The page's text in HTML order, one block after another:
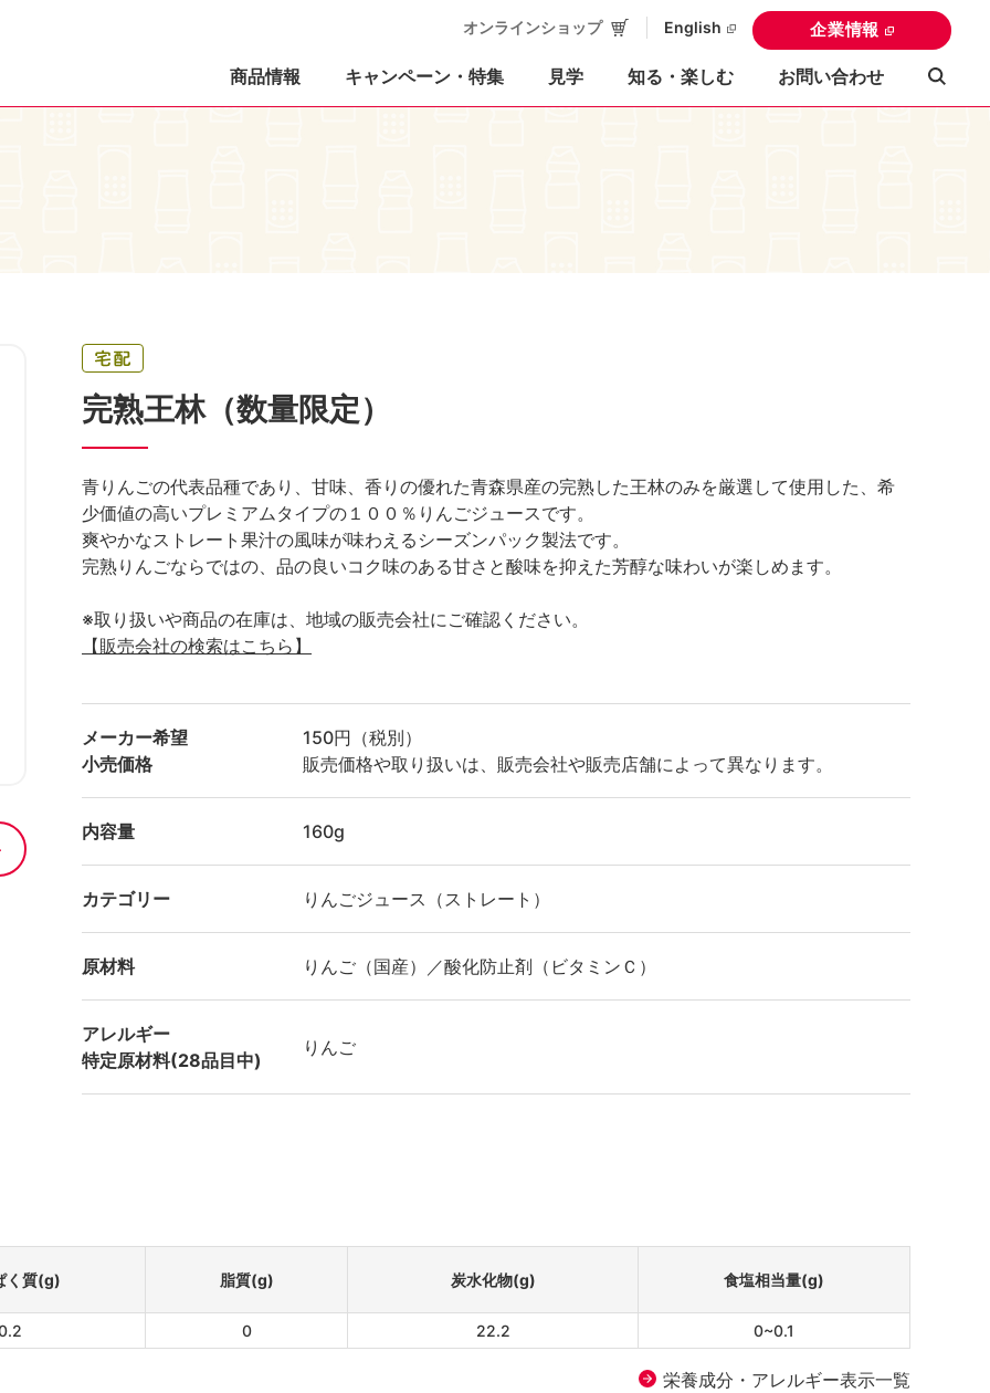
オンラインショップ English 企業情報
商品情報 キャンペーン・特集 見学 知る・楽しむ お問い合わせ
完熟王林（数量限定）
青りんごの代表品種であり、甘味、香りの優れた青森県産の完熟した王林のみを厳選して使用した、希
少価値の高いプレミアムタイプの１００％りんごジュースです。
爽やかなストレート果汁の風味が味わえるシーズンパック製法です。
完熟りんごならではの、品の良いコク味のある甘さと酸味を抑えた芳醇な味わいが楽しめます。
※取り扱いや商品の在庫は、地域の販売会社にご確認ください。
【販売会社の検索はこちら】
メーカー希望
小売価格
150円（税別）
販売価格や取り扱いは、販売会社や販売店舗によって異なります。
内容量 160g
カテゴリー りんごジュース（ストレート）
原材料 りんご（国産）／酸化防止剤（ビタミンＣ）
アレルギー
特定原材料(28品目中)
りんご
く質(g) 脂質(g) 炭水化物(g) 食塩相当量(g)
0 22.2 0~0.1
栄養成分・アレルギー表示一覧